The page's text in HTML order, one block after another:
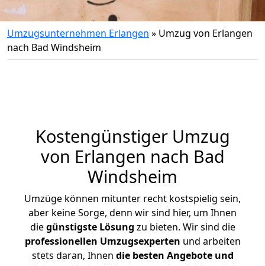
Umzugsunternehmen Erlangen » Umzug von Erlangen
nach Bad Windsheim
Kostengünstiger Umzug
von Erlangen nach Bad
Windsheim
Umzüge können mitunter recht kostspielig sein,
aber keine Sorge, denn wir sind hier, um Ihnen
diegünstigste Lösung zu bieten. Wir sind die
professionellen Umzugsexperten und arbeiten
stets daran, Ihnen die besten Angebote und